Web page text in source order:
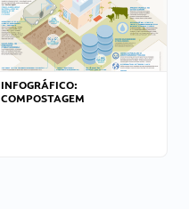
INFOGRÁFICO:
COMPOSTAGEM